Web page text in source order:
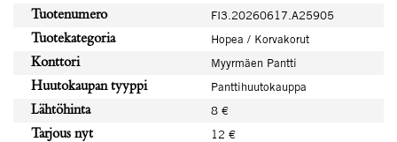
Tuotenumero
FI3.20260617.A25905
Tuotekategoria
Hopea / Korvakorut
Konttori
Myyrmäen Pantti
Huutokaupan tyyppi
Panttihuutokauppa
Lähtöhinta
8 €
Tarjous nyt
12 €